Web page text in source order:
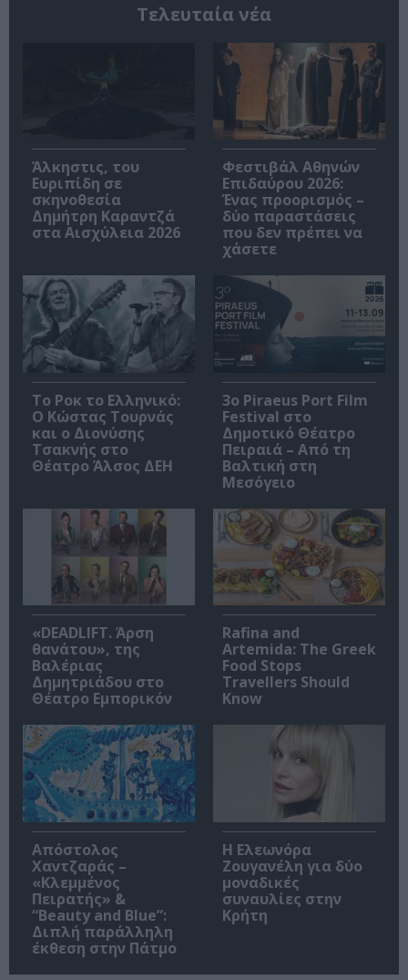
Τελευταία νέα
Άλκηστις, του
Ευριπίδη σε
σκηνοθεσία
Δημήτρη Καραντζά
στα Αισχύλεια 2026
Φεστιβάλ Αθηνών
Επιδαύρου 2026:
Ένας προορισμός –
δύο παραστάσεις
που δεν πρέπει να
χάσετε
Το Ροκ το Ελληνικό:
Ο Κώστας Τουρνάς
και ο Διονύσης
Τσακνής στο
Θέατρο Άλσος ΔΕΗ
3o Piraeus Port Film
Festival στο
Δημοτικό Θέατρο
Πειραιά – Από τη
Βαλτική στη
Μεσόγειο
«DEADLIFT. Άρση
θανάτου», της
Βαλέριας
Δημητριάδου στο
Θέατρο Εμπορικόν
Rafina and
Artemida: The Greek
Food Stops
Travellers Should
Know
Απόστολος
Χαντζαράς –
«Κλεμμένος
Πειρατής» &
“Beauty and Blue”:
Διπλή παράλληλη
έκθεση στην Πάτμο
Η Ελεωνόρα
Ζουγανέλη για δύο
μοναδικές
συναυλίες στην
Κρήτη